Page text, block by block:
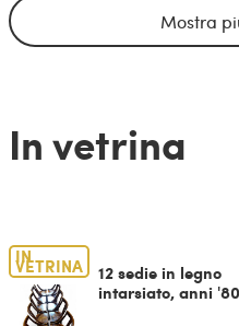
Mostra
In vetrina
IN
VETRINA
12 sedie in legno
intarsiato, anni '80